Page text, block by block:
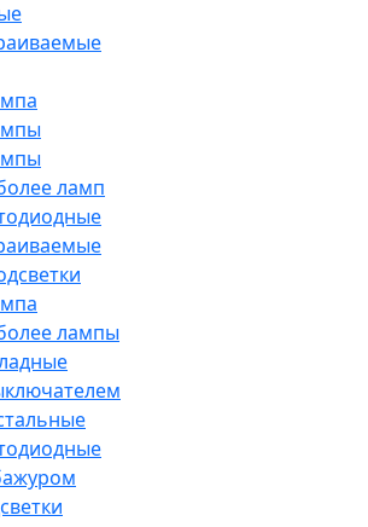
ламп
лампы